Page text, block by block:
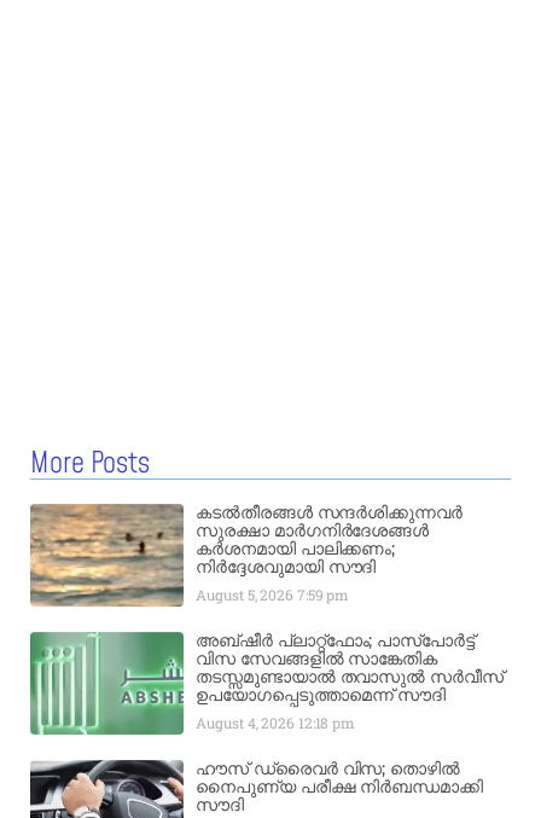
More Posts
കടൽതീരങ്ങൾ സന്ദർശിക്കുന്നവർ
സുരക്ഷാ മാർഗനിർദേശങ്ങൾ
കർശനമായി പാലിക്കണം;
നിർദ്ദേശവുമായി സൗദി
August 5, 2026 7:59 pm
അബ്ഷീർ പ്ലാറ്റ്‌ഫോം; പാസ്‌പോർട്ട്
വിസ സേവങ്ങളിൽ സാങ്കേതിക
തടസ്സമുണ്ടായാൽ തവാസുൽ സർവീസ്
ഉപയോഗപ്പെടുത്താമെന്ന് സൗദി
August 4, 2026 12:18 pm
ഹൗസ് ഡ്രൈവർ വിസ; തൊഴിൽ
നൈപുണ്യ പരീക്ഷ നിർബന്ധമാക്കി
സൗദി